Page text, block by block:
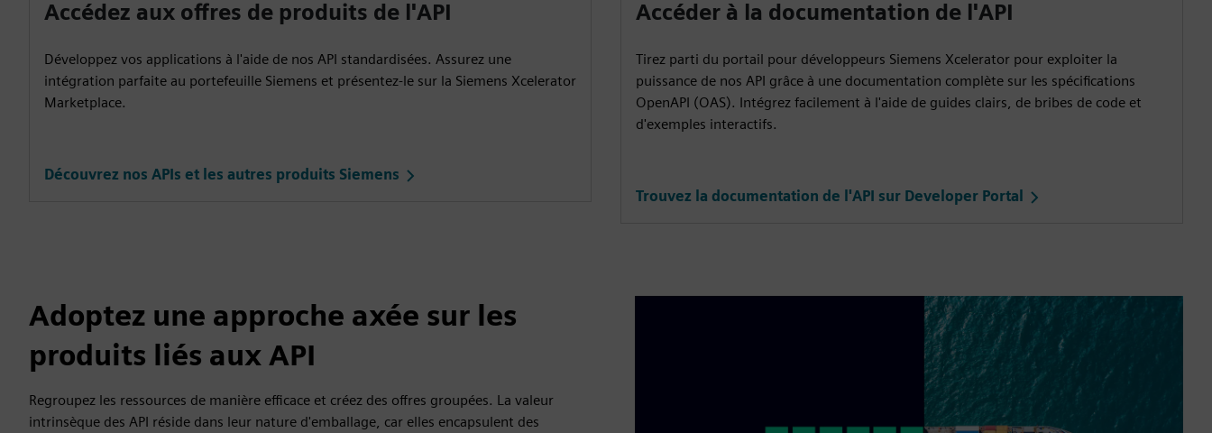
Accédez aux offres de produits de l'API
Développez vos applications à l'aide de nos API standardisées. Assurez une
intégration parfaite au portefeuille Siemens et présentez-le sur la Siemens Xcelerator
Marketplace.
Découvrez nos APIs et les autres produits Siemens
Accéder à la documentation de l'API
Tirez parti du portail pour développeurs Siemens Xcelerator pour exploiter la
puissance de nos API grâce à une documentation complète sur les spécifications
OpenAPI (OAS). Intégrez facilement à l'aide de guides clairs, de bribes de code et
d'exemples interactifs.
Trouvez la documentation de l'API sur Developer Portal
Adoptez une approche axée sur les
produits liés aux API
Regroupez les ressources de manière efficace et créez des offres groupées. La valeur
intrinsèque des API réside dans leur nature d'emballage, car elles encapsulent des